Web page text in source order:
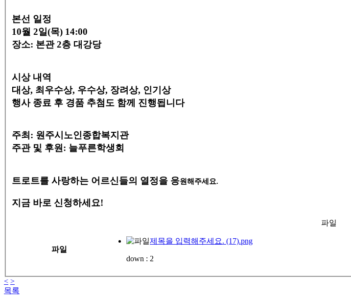
본선 일정
10월 2일(목) 14:00
장소: 본관 2층 대강당
시상 내역
대상, 최우수상, 우수상, 장려상, 인기상
행사 종료 후 경품 추첨도 함께 진행됩니다
주최: 원주시노인종합복지관
주관 및 후원: 늘푸른학생회
트로트를 사랑하는 어르신들의 열정을 응원해주세요.
지금 바로 신청하세요!
파일
파일
제목을 입력해주세요. (17).png
down : 2
< >
목록